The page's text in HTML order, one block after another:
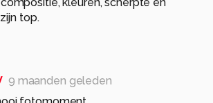
top.
9 maanden geleden